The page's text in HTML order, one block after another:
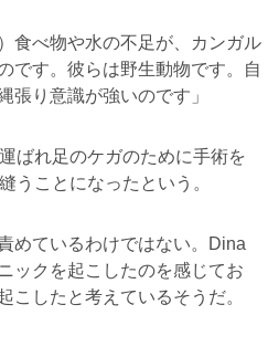
食べ物や水の不足が、カンガル
です。彼らは野生動物です。自
張り意識が強いのです」
ばれ足のケガのために手術を
うことになったという。
めているわけではない。Dina
ックを起こしたのを感じてお
こしたと考えているそうだ。